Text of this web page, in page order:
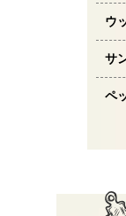
ウ
サ
ペ